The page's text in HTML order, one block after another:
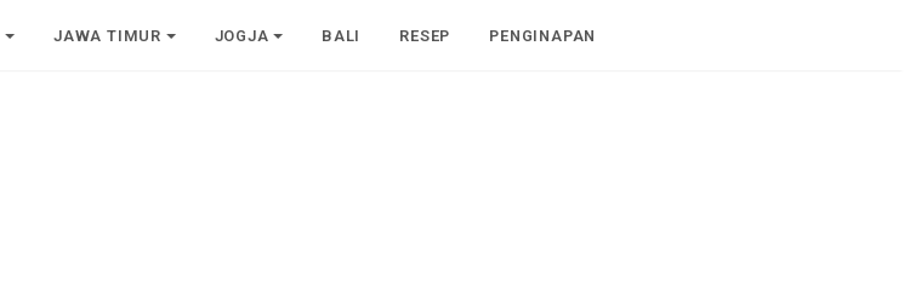
JAWA TIMUR JOGJA BALI RESEP PENGINAPAN